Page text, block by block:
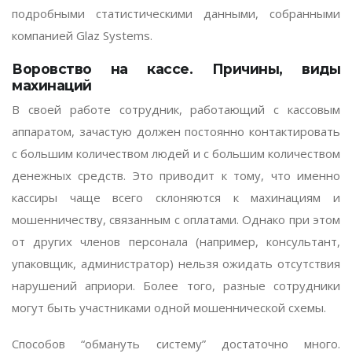
подробными статистическими данными, собранными
компанией Glaz Systems.
Воровство на кассе. Причины, виды
махинаций
В своей работе сотрудник, работающий с кассовым
аппаратом, зачастую должен постоянно контактировать
с большим количеством людей и с большим количеством
денежных средств. Это приводит к тому, что именно
кассиры чаще всего склоняются к махинациям и
мошенничеству, связанным с оплатами. Однако при этом
от других членов персонала (например, консультант,
упаковщик, администратор) нельзя ожидать отсутствия
нарушений априори. Более того, разные сотрудники
могут быть участниками одной мошеннической схемы.
Способов “обмануть систему” достаточно много.